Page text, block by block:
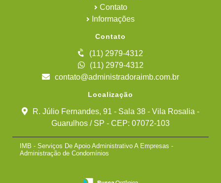
Contato
Informações
Contato
(11) 2979-4312
(11) 2979-4312
contato@administradoraimb.com.br
Localização
R. Júlio Fernandes, 91 - Sala 38 - Vila Rosalia -
Guarulhos / SP - CEP: 07072-103
IMB - Serviços De Apoio Administrativo A Empresas -
Administração de Condomínios